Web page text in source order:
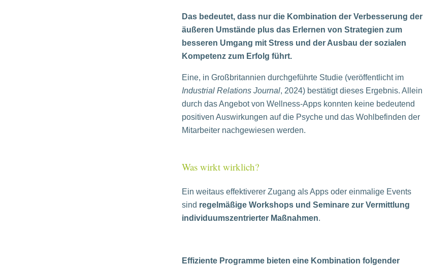
Das bedeutet, dass nur die Kombination der Verbesserung der
äußeren Umstände plus das Erlernen von Strategien zum
besseren Umgang mit Stress und der Ausbau der sozialen
Kompetenz zum Erfolg führt.
Eine, in Großbritannien durchgeführte Studie (veröffentlicht im
Industrial Relations Journal, 2024) bestätigt dieses Ergebnis. Allein
durch das Angebot von Wellness-Apps konnten keine bedeutend
positiven Auswirkungen auf die Psyche und das Wohlbefinden der
Mitarbeiter nachgewiesen werden.
Was wirkt wirklich?
Ein weitaus effektiverer Zugang als Apps oder einmalige Events
sind regelmäßige Workshops und Seminare zur Vermittlung
individuumszentrierter Maßnahmen.
Effiziente Programme bieten eine Kombination folgender